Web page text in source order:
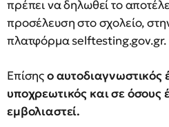
πρέπει να δηλωθεί το
προσέλευση στο σχολείο,
πλατφόρμα selftesting.gov.gr.
Επίσηςο αυτοδιαγνωστικός
υποχρεωτικός και σε όσους
εμβολιαστεί.